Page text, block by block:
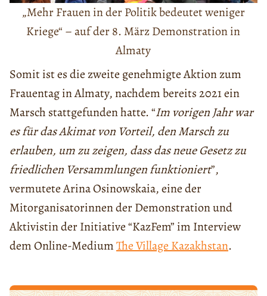
„Mehr Frauen in der Politik bedeutet weniger
Kriege“ – auf der 8. März Demonstration in
Almaty
Somit ist es die zweite genehmigte Aktion zum
Frauentag in Almaty, nachdem bereits 2021 ein
Marsch stattgefunden hatte. “Im vorigen Jahr war
es für das Akimat von Vorteil, den Marsch zu
erlauben, um zu zeigen, dass das neue Gesetz zu
friedlichen Versammlungen funktioniert”,
vermutete Arina Osinowskaia, eine der
Mitorganisatorinnen der Demonstration und
Aktivistin der Initiative “KazFem” im Interview
dem Online-MediumThe Village Kazakhstan.